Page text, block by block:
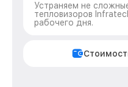
Устраняем не
тепловизоров
рабочего дня.